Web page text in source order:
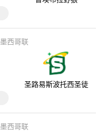
墨西哥联
圣路易斯波托西圣徒
墨西哥联